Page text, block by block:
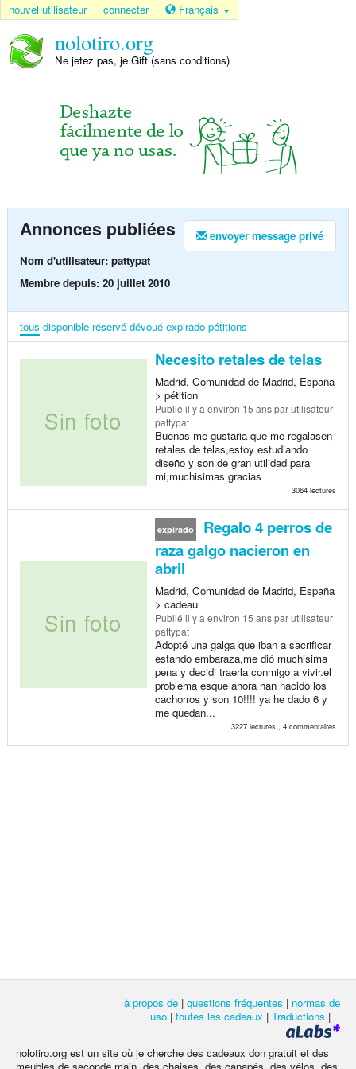
nouvel utilisateur connecter Français
nolotiro.org
Ne jetez pas, je Gift (sans conditions)
envoyer message privé
Annonces publiées
Nom d'utilisateur: pattypat
Membre depuis: 20 juillet 2010
tous disponible réservé dévoué expirado pétitions
Necesito retales de telas
Madrid, Comunidad de Madrid, España
> pétition
Publié il y a environ 15 anspar utilisateur
pattypat
Buenas me gustaria que me regalasen
retales de telas,estoy estudiando
diseño y son de gran utilidad para
mi,muchisimas gracias
3064 lectures
expirado
Regalo 4 perros de
raza galgo nacieron en
abril
Madrid, Comunidad de Madrid, España
> cadeau
Publié il y a environ 15 anspar utilisateur
pattypat
Adopté una galga que iban a sacrificar
estando embaraza,me dió muchisima
pena y decidi traerla conmigo a vivir.el
problema esque ahora han nacido los
cachorros y son 10!!!! ya he dado 6 y
me quedan...
3227 lectures , 4 commentaires
à propos de | questions fréquentes | normas de
uso | toutes les cadeaux | Traductions |
nolotiro.org est un site où je cherche des cadeaux don gratuit et des
meubles de seconde main, des chaises, des canapés, des vélos, des